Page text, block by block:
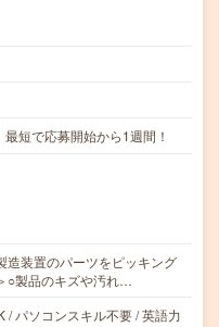
短で応募開始から1週間！
造装置のパーツをピッキング
○製品のキズや汚れ…
/ パソコンスキル不要 / 英語力